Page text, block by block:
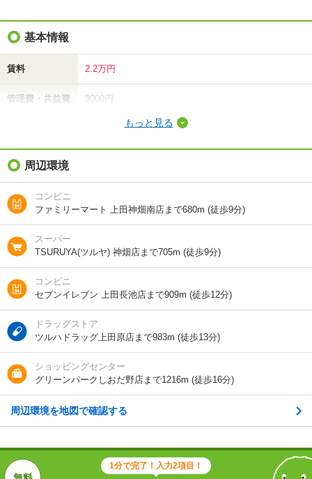
基本情報
賃料 2.2万円
管理費・共益費 3000円
礼金（敷引・償
却金）
間取り / 専有面
積
1K/ 17.3m²
種別 / 構造
総戸数 10戸
向き 南
住所 長野県上田市神畑
地図を見る
上田電鉄別所線/神畑駅 歩7分
もっと見る
周辺環境
コンビニ
ファミリーマート 上田神畑南店まで680m (徒歩9分)
スーパー
TSURUYA(ツルヤ) 神畑店まで705m (徒歩9分)
コンビニ
セブンイレブン 上田長池店まで909m (徒歩12分)
ドラッグストア
ツルハドラッグ上田原店まで983m (徒歩13分)
ショッピングセンター
グリーンパークしおだ野店まで1216m (徒歩16分)
周辺環境を地図で確認する
1分で完了！入力2項目！